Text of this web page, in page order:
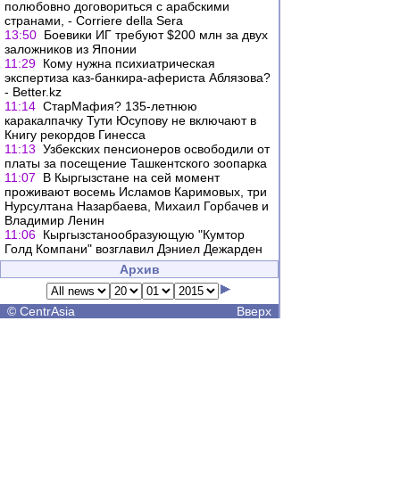
полюбовно договориться с арабскими
странами, - Corriere della Sera
13:50 Боевики ИГ требуют $200 млн за двух
заложников из Японии
11:29 Кому нужна психиатрическая
экспертиза каз-банкира-афериста Аблязова?
- Better.kz
11:14 СтарМафия? 135-летнюю
каракалпачку Тути Юсупову не включают в
Книгу рекордов Гинесса
11:13 Узбекских пенсионеров освободили от
платы за посещение Ташкентского зоопарка
11:07
В Кыргызстане на сей момент
проживают восемь Исламов Каримовых, три
Нурсултана Назарбаева, Михаил Горбачев и
Владимир Ленин
11:06 Кыргызстанообразующую "Кумтор
Голд Компани" возглавил Дэниел Дежарден
Архив
© CentrAsia Вверх